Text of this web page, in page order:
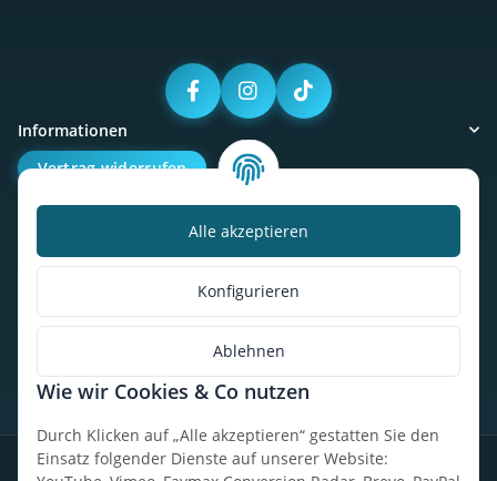
Alle akzeptieren
Konfigurieren
Ablehnen
Wie wir Cookies & Co nutzen
Durch Klicken auf „Alle akzeptieren“ gestatten Sie den
Einsatz folgender Dienste auf unserer Website:
Informationen
Vertrag widerrufen
Kalorienbedarfsrechner
So findest du uns
* Alle Preise inkl. gesetzlicher USt., zzgl.Versand
DatenschutzWiderrufsrecht AGBImpressumSitemap